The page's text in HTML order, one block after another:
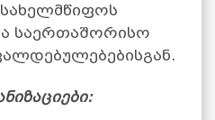
საერთაშორისო
: